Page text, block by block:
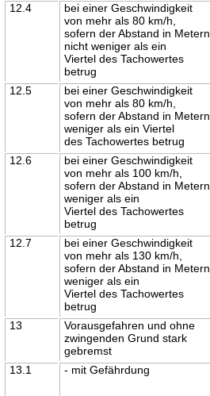
12.4
bei einer Geschwindigkeit
von mehr als 80 km/h,
sofern der Abstand in Metern
nicht weniger als ein
Viertel des Tachowertes
betrug
12.5
bei einer Geschwindigkeit
von mehr als 80 km/h,
sofern der Abstand in Metern
weniger als ein Viertel
des Tachowertes betrug
12.6
bei einer Geschwindigkeit
von mehr als 100 km/h,
sofern der Abstand in Metern
weniger als ein
Viertel des Tachowertes
betrug
12.7
bei einer Geschwindigkeit
von mehr als 130 km/h,
sofern der Abstand in Metern
weniger als ein
Viertel des Tachowertes
betrug
13
Vorausgefahren und ohne
zwingenden Grund stark
gebremst
13.1
- mit Gefährdung